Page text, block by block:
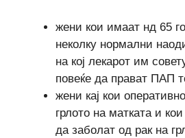
жени кои имаат нд 65
неколку нормални
на кој лекарот им
повеќе да прават ПАП
жени кај кои
грлото на матката и
да заболат од рак на